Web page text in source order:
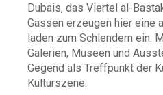
Dubais, das Viertel al-
Gassen erzeugen hier eine
laden zum Schlendern ein.
Galerien, Museen und
Gegend als Treffpunkt der
Kulturszene.